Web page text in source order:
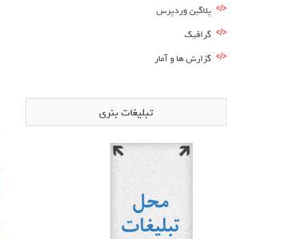
پلاگین وردپرس
گرافیک
گزارش ها و آمار
تبلیغات بنری